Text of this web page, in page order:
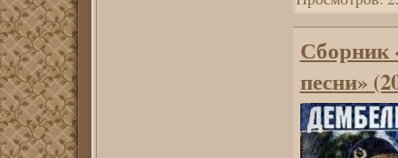
Сборник
песни»